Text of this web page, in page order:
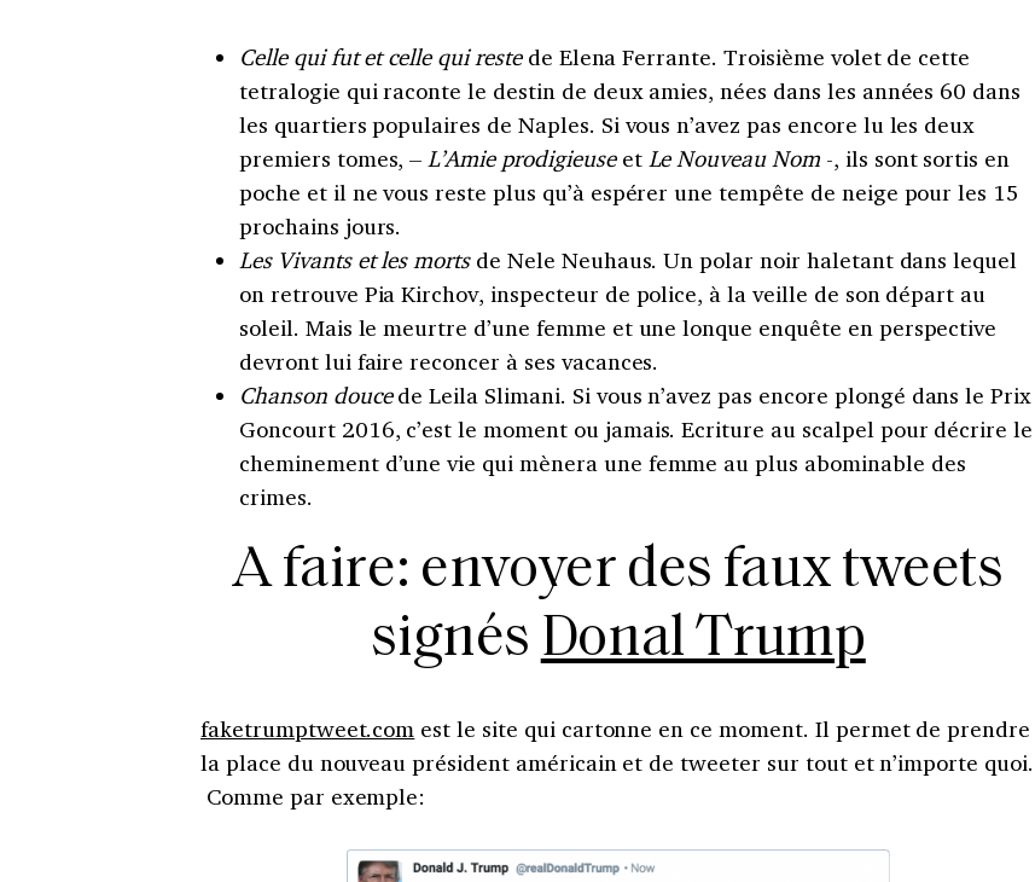
Celle qui fut et celle qui restede Elena Ferrante. Troisième volet de cette
tetralogie qui raconte le destin de deux amies, nées dans les années 60 dans
les quartiers populaires de Naples. Si vous n’avez pas encore lu les deux
premiers tomes, – L’Amie prodigieuseet Le Nouveau Nom-, ils sont sortis en
poche et il ne vous reste plus qu’à espérer une tempête de neige pour les 15
prochains jours.
Les Vivants et les mortsde Nele Neuhaus. Un polar noir haletant dans lequel
on retrouve Pia Kirchov, inspecteur de police, à la veille de son départ au
soleil. Mais le meurtre d’une femme et une lonque enquête en perspective
devront lui faire reconcer à ses vacances.
Chanson doucede Leila Slimani. Si vous n’avez pas encore plongé dans le Prix
Goncourt 2016, c’est le moment ou jamais. Ecriture au scalpel pour décrire le
cheminement d’une vie qui mènera une femme au plus abominable des
crimes.
A faire: envoyer des faux tweets
signés Donal Trump
faketrumptweet.com est le site qui cartonne en ce moment. Il permet de prendre
la place du nouveau président américain et de tweeter sur tout et n’importe quoi.
Comme par exemple: